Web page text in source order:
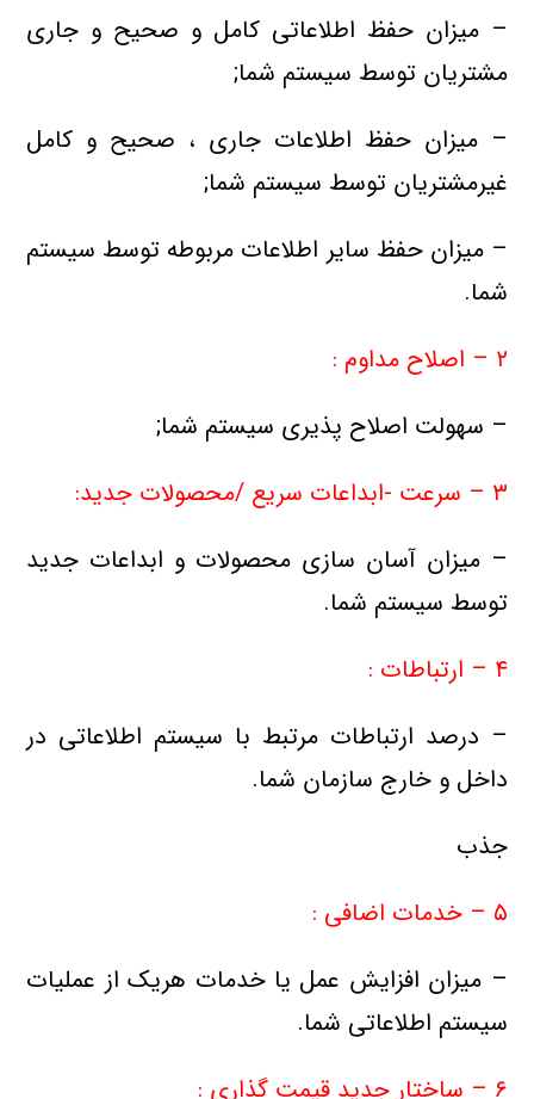
– میزان حفظ اطلاعاتی کامل و صحیح و جاری
مشتریان توسط سیستم شما;
– میزان حفظ اطلاعات جاری ، صحیح و کامل
غیرمشتریان توسط سیستم شما;
– میزان حفظ سایر اطلاعات مربوطه توسط سیستم
شما.
۲ – اصلاح مداوم :
– سهولت اصلاح پذیری سیستم شما;
۳ – سرعت -ابداعات سریع /محصولات جدید:
– میزان آسان سازی محصولات و ابداعات جدید
توسط سیستم شما.
۴ – ارتباطات :
– درصد ارتباطات مرتبط با سیستم اطلاعاتی در
داخل و خارج سازمان شما.
جذب
۵ – خدمات اضافی :
– میزان افزایش عمل یا خدمات هریک از عملیات
سیستم اطلاعاتی شما.
۶ – ساختار جدید قیمت گذاری :